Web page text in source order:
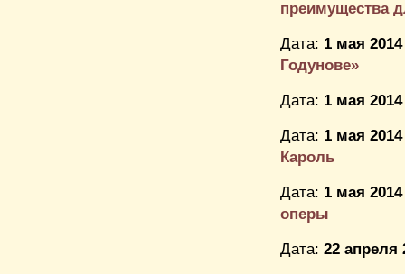
преимущества
Дата: 1 мая
Годунове»
Дата: 1 мая
Дата: 1 мая
Кароль
Дата: 1 мая
оперы
Дата: 22 апреля